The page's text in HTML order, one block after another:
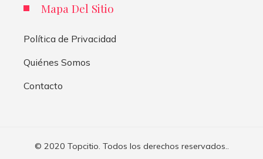
Mapa Del Sitio
Política de Privacidad
Quiénes Somos
Contacto
© 2020 Topcitio. Todos los derechos reservados..